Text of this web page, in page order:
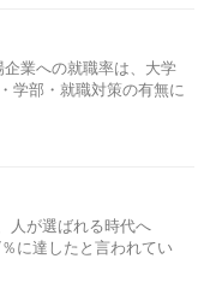
業への就職率は、大学
学部・就職対策の有無に
人が選ばれる時代へ
に達したと言われてい